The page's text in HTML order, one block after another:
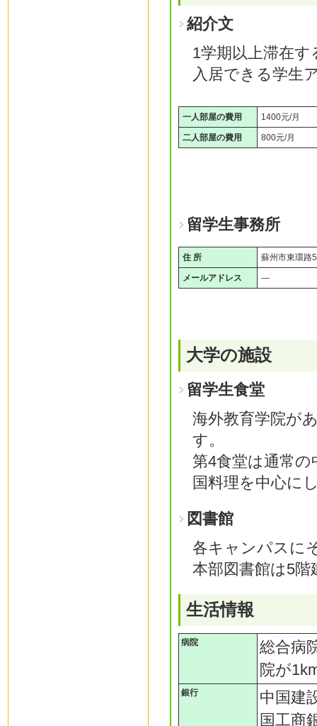
紹介文
1学期以上滞在
入居できる学生
一人部屋の費用 1400元/月
二人部屋の費用 800元/月
留学生事務所
住 所 蘇州市東環路
メールアドレス ―
大学の施設
留学生食堂
海外教育学院が
す。
第4食堂は通常
国料理を中心に
図書館
各キャンパスに
本部図書館は5
生活情報
病院
総合病
院が
銀行
中国建
国工商